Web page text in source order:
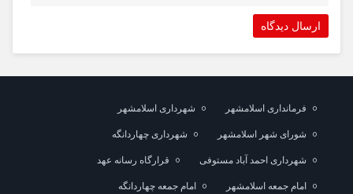
فرمانداری اسلامشهر شهرداری اسلامشهر
شورای شهر اسلامشهر شهرداری چهاردانگه
شهرداری احمد آباد مستوفی قرارگاه رسانه عهد
امام جمعه اسلامشهر امام جمعه چهاردانگه